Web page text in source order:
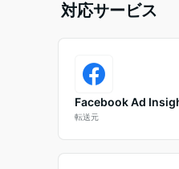
対応サービス
Facebook Ad
転送元